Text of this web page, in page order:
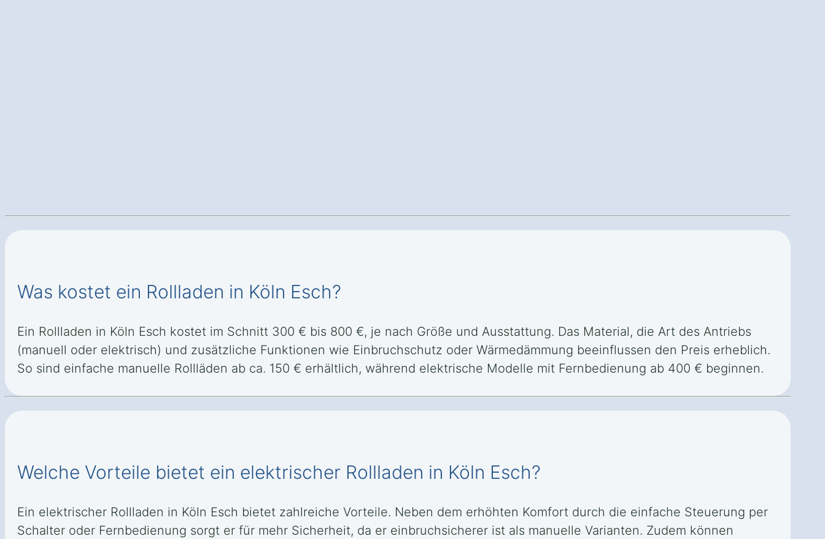
Was kostet ein Rollladen in Köln Esch?
Ein Rollladen in Köln Esch kostet im Schnitt 300 € bis 800 €, je nach Größe und Ausstattung. Das Material, die Art des Antriebs
(manuell oder elektrisch) und zusätzliche Funktionen wie Einbruchschutz oder Wärmedämmung beeinflussen den Preis erheblich.
So sind einfache manuelle Rollläden ab ca. 150 € erhältlich, während elektrische Modelle mit Fernbedienung ab 400 € beginnen.
Welche Vorteile bietet ein elektrischer Rollladen in Köln Esch?
Ein elektrischer Rollladen in Köln Esch bietet zahlreiche Vorteile. Neben dem erhöhten Komfort durch die einfache Steuerung per
Schalter oder Fernbedienung sorgt er für mehr Sicherheit, da er einbruchsicherer ist als manuelle Varianten. Zudem können